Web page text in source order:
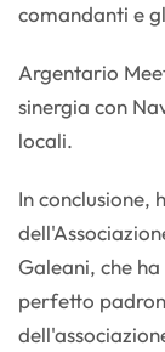
comandanti e
Argentario
sinergia con
locali.
In conclusione,
Galeani, che
perfetto